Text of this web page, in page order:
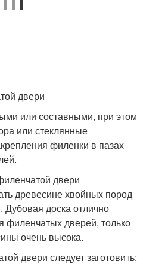
двери
или составными, при этом
или стеклянные
филенки в пазах
двери
древесине хвойных пород
Дубовая доска отлично
филенчатых дверей, только
очень высока.
двери следует заготовить: